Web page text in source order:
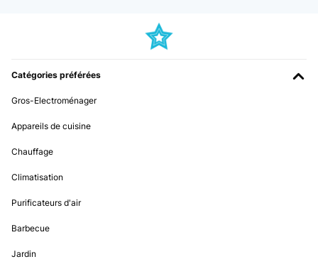
Catégories préférées
Gros-Electroménager
Appareils de cuisine
Chauffage
Climatisation
Purificateurs d'air
Barbecue
Jardin